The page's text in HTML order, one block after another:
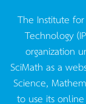
The Institute
Technology
organization
SciMath as a
Science,
to use its